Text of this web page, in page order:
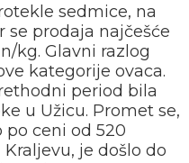
sedmice, na
se prodaja najčešće
kg. Glavni razlog
kategorije ovaca.
period bila
u Užicu. Promet se,
po ceni od 520
je došlo do